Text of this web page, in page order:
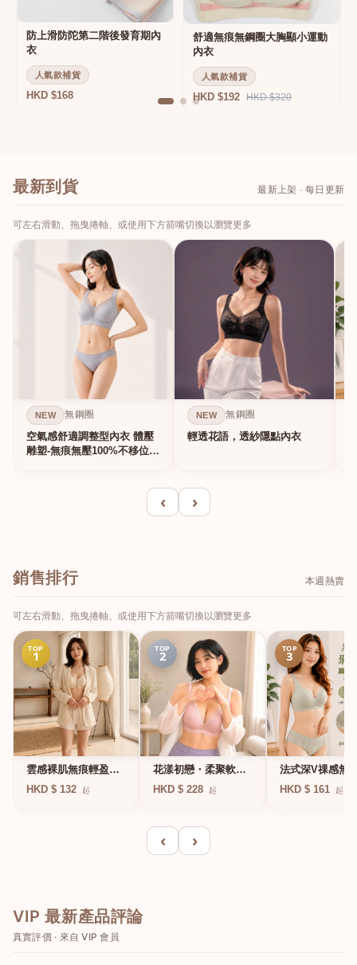
防上滑防陀第二階後發育期內
衣
人氣款補貨
HKD $168
舒適無痕無鋼圈大胸顯小運動
內衣
人氣款補貨
HKD $192 HKD $320
最新到貨 最新上架 · 每日更新
可左右滑動、拖曳捲軸、或使用下方箭嘴切換以瀏覽更多
NEW 無鋼圈
空氣感舒適調整型內衣 體壓
雕塑-無痕無壓100%不移位的
NEW 無鋼圈
輕透花語，透紗隱點內衣
‹ ›
銷售排行 本週熱賣
可左右滑動、拖曳捲軸、或使用下方箭嘴切換以瀏覽更多
TOP
1
雲感裸肌無痕輕盈無
鋼圈內衣
HKD $ 132 起
TOP
2
花漾初戀・柔聚軟鋼
圈蕾絲內衣
HKD $ 228 起
TOP
3
法式深V祼感無
凍軟支撐條無鋼
HKD $ 161 起
‹ ›
VIP 最新產品評論
真實評價 · 來自 VIP 會員